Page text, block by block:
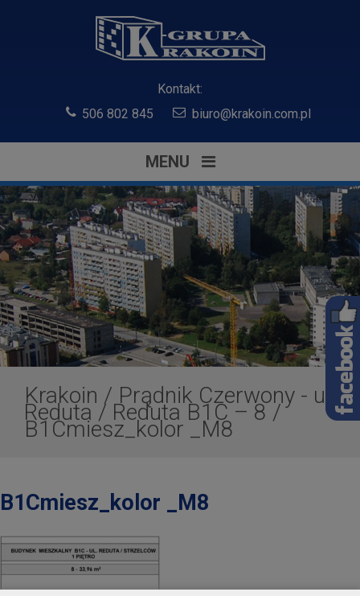
Kontakt:
506 802 845
biuro@krakoin.com.pl
MENU
Krakoin / Prądnik Czerwony - ul.
Reduta/ Reduta B1C – 8/
B1Cmiesz_kolor _M8
B1Cmiesz_kolor _M8